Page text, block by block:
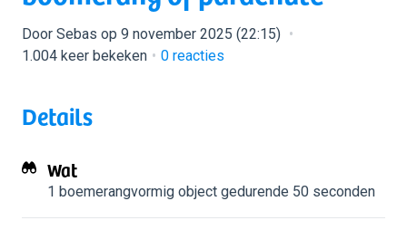
Door Sebas op 9 november 2025 (22:15)
1.004 keer bekeken
0 reacties
Details
Wat
1 boemerangvormig object gedurende 50 seconden